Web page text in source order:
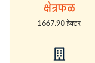
क्षेत्रफळ
1667.90 हेक्टर